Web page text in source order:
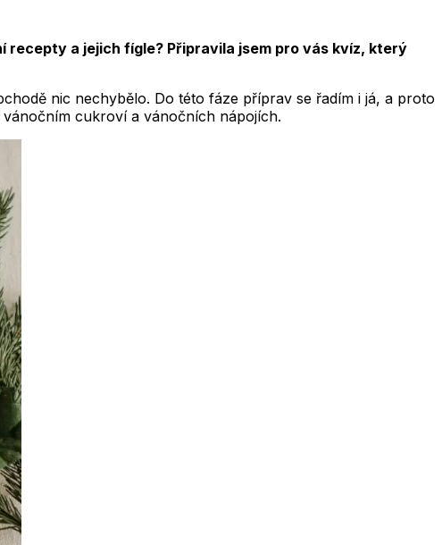
recepty a jejich fígle? Připravila jsem pro vás kvíz, který
nic nechybělo. Do této fáze příprav se řadím i já, a proto
cukroví a vánočních nápojích.